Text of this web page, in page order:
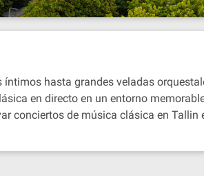
hasta grandes veladas
en directo en un entorno
conciertos de música clásica en Tallin